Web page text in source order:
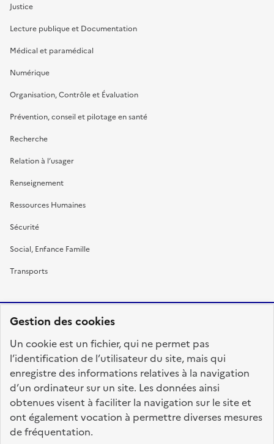
Gestion des cookies
Un cookie est un fichier, qui ne permet pas
l’identification de l’utilisateur du site, mais qui
enregistre des informations relatives à la navigation
d’un ordinateur sur un site. Les données ainsi
obtenues visent à faciliter la navigation sur le site et
ont également vocation à permettre diverses mesures
de fréquentation.
Justice
Lecture publique et Documentation
Médical et paramédical
Numérique
Organisation, Contrôle et Évaluation
Prévention, conseil et pilotage en santé
Recherche
Relation à l’usager
Renseignement
Ressources Humaines
Sécurité
Social, Enfance Famille
Transports
FRANÇAISE
fonction-publique.gouv.fr
legifrance.gouv.fr
gouvernement.fr